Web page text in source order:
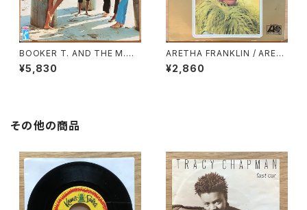
BOOKER T. AND THE M.
G.’S / SOUL LIMBO
¥5,830
ARETHA FRANKLIN / ARET
HA’S GOLD
¥2,860
その他の商品